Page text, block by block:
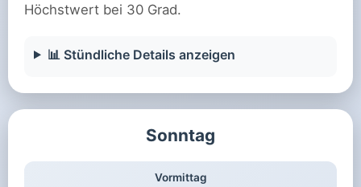
Höchstwert bei 30 Grad.
📊 Stündliche Details anzeigen
Sonntag
Vormittag